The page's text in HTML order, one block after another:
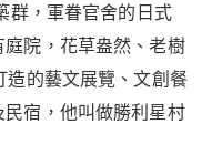
群，軍眷官舍的日式
院，花草盎然、老樹
造的藝文展覽、文創餐
宿，他叫做勝利星村